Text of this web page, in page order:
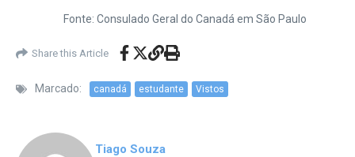
Fonte: Consulado Geral do Canadá em São Paulo
Share this Article
Marcado: canadá estudante Vistos
Tiago Souza